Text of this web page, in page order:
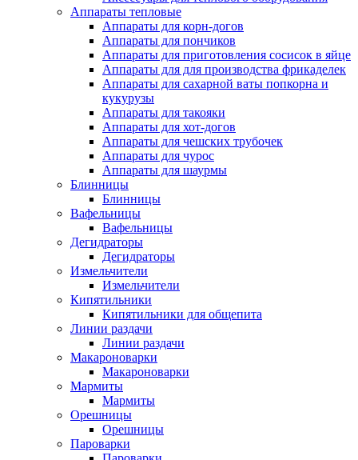
Аппараты тепловые
Аппараты для корн-догов
Аппараты для пончиков
Аппараты для приготовления сосисок в яйце
Аппараты для для производства фрикаделек
Аппараты для сахарной ваты попкорна и
кукурузы
Аппараты для такояки
Аппараты для хот-догов
Аппараты для чешских трубочек
Аппараты для чурос
Аппараты для шаурмы
Блинницы
Блинницы
Вафельницы
Вафельницы
Дегидраторы
Дегидраторы
Измельчители
Измельчители
Кипятильники
Кипятильники для общепита
Линии раздачи
Линии раздачи
Макароноварки
Макароноварки
Мармиты
Мармиты
Орешницы
Орешницы
Пароварки